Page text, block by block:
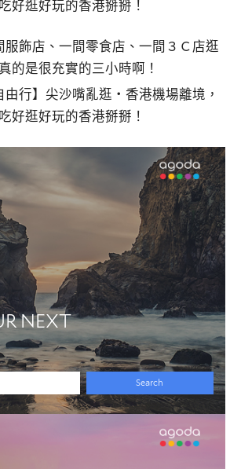
服飾店、一間零食店、一間３Ｃ店逛
的是很充實的三小時啊！